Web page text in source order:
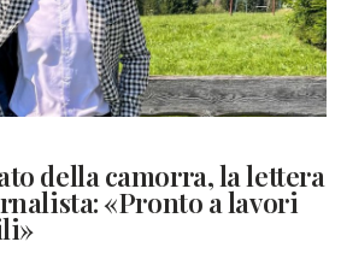
della camorra, la lettera
«Pronto a lavori